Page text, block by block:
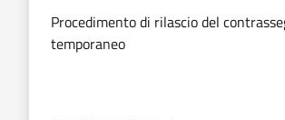
Procedimento di rilascio del
temporaneo